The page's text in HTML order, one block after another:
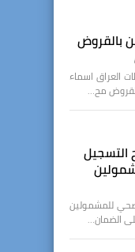
بالقروض
العراق اسماء
مح…
التسجيل
للمشمولين
الضمان…